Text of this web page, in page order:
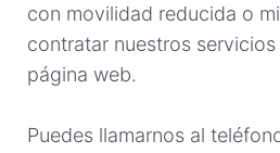
con movilidad reducida o
contratar nuestros
página web.
Puedes llamarnos al